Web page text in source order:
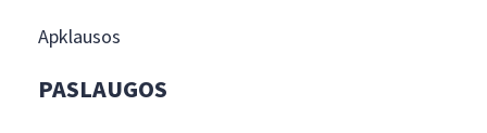
Apklausos
PASLAUGOS